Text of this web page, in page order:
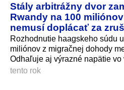
Stály arbitrážny dvor
Rwandy na 100
nemusí doplácať za
Rozhodnutie haagskeho súdu
miliónov z migračnej dohody
Odhaľuje aj výrazné napätie
tento rok